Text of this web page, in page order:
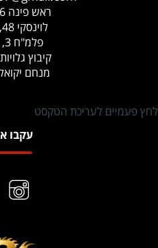
ראש פינה 6, תל אביב
לוינסקי 48, תל אביב
פלמ"ח 3, אשקלון
קיבוץ גלויות 1, אשדוד
מנחם יקואל 7, בת
לחץ פעמיים לעריכת הטקסט
עקבו